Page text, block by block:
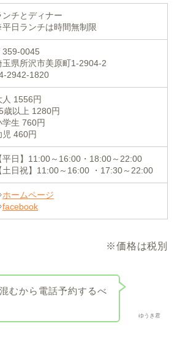
ンチとディナー
日ランチは時間無制限
359-0045
玉県所沢市美原町1-2904-2
2942-1820
人 1556円
歳以上 1280円
学生 760円
児 460円
平日】11:00～16:00・18:00～22:00
土日祝】11:00～16:00 ・17:30～22:00
ホームページ
facebook
※価格は税別
ゆうき君
むから電話予約するべ